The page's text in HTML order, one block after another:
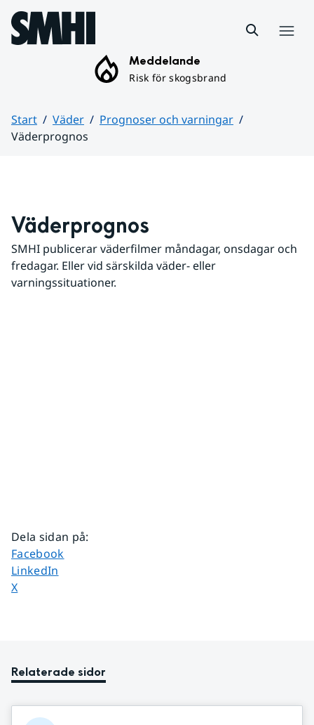
Hoppa till sidans innehåll
Meddelande
Risk för skogsbrand
Start Väder
Prognoser och varningar
Väderprognos
Väderprognos
SMHI publicerar väderfilmer måndagar, onsdagar och
fredagar. Eller vid särskilda väder- eller
varningssituationer.
Dela sidan på:
Dela sidan på
Facebook
Dela sidan på
LinkedIn
Dela sidan på
X
Relaterade sidor